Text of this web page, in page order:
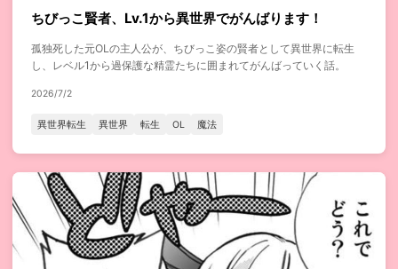
ちびっこ賢者、Lv.1から異世界でがんばります！
孤独死した元OLの主人公が、ちびっこ姿の賢者として異世界に転生
し、レベル1から過保護な精霊たちに囲まれてがんばっていく話。
2026/7/2
異世界転生 異世界 転生 OL 魔法